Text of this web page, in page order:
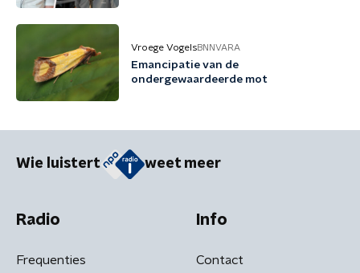
Vroege VogelsBNNVARA
Emancipatie van de
ondergewaardeerde mot
Wie luistert weet meer
Radio
Frequenties
Info
Contact